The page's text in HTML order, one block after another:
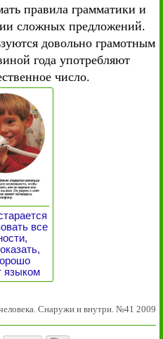
правила грамматики и
сложных предложений.
довольно грамотным
года употребляют
число.
все
языком
Снаружи и внутри. №41 2009